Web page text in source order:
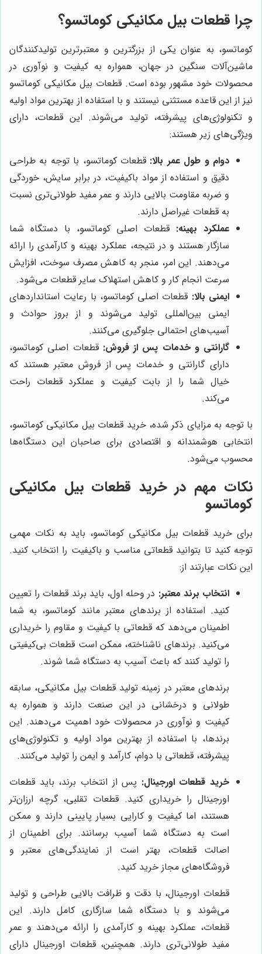
چرا قطعات بیل مکانیکی کوماتسو؟
کوماتسو، به عنوان یکی از بزرگترین و معتبرترین تولیدکنندگان
ماشین‌آلات سنگین در جهان، همواره به کیفیت و نوآوری در
محصولات خود مشهور بوده است. قطعات بیل مکانیکی کوماتسو
نیز از این قاعده مستثنی نیستند و با استفاده از بهترین مواد اولیه
و تکنولوژی‌های پیشرفته، تولید می‌شوند. این قطعات، دارای
ویژگی‌های زیر هستند:
دوام و طول عمر بالا: قطعات کوماتسو، با توجه به طراحی
دقیق و استفاده از مواد باکیفیت، در برابر سایش، خوردگی
و ضربه مقاومت بالایی دارند و عمر مفید طولانی‌تری نسبت
به قطعات غیراصل دارند.
عملکرد بهینه: قطعات اصلی کوماتسو، با دستگاه شما
سازگار هستند و در نتیجه، عملکرد بهینه و کارآمدی را ارائه
می‌دهند. این امر، منجر به کاهش مصرف سوخت، افزایش
سرعت انجام کار و کاهش استهلاک سایر قطعات می‌شود.
ایمنی بالا: قطعات اصلی کوماتسو، با رعایت استانداردهای
ایمنی بین‌المللی تولید می‌شوند و از بروز حوادث و
آسیب‌های احتمالی جلوگیری می‌کنند.
گارانتی و خدمات پس از فروش: قطعات اصلی کوماتسو،
دارای گارانتی و خدمات پس از فروش معتبر هستند که
خیال شما را از بابت کیفیت و عملکرد قطعات راحت
می‌کند.
با توجه به مزایای ذکر شده، خرید قطعات بیل مکانیکی کوماتسو،
انتخابی هوشمندانه و اقتصادی برای صاحبان این دستگاه‌ها
محسوب می‌شود.
نکات مهم در خرید قطعات بیل مکانیکی
کوماتسو
برای خرید قطعات بیل مکانیکی کوماتسو، باید به نکات مهمی
توجه کنید تا بتوانید قطعاتی مناسب و باکیفیت را انتخاب کنید.
این نکات عبارتند از:
انتخاب برند معتبر: در وحله اول، باید برند قطعات را تعیین
کنید. استفاده از برندهای معتبر مانند کوماتسو، به شما
اطمینان می‌دهد که قطعاتی با کیفیت و مقاوم را خریداری
می‌کنید. برندهای ناشناخته، ممکن است قطعات بی‌کیفیتی
را تولید کنند که باعث آسیب به دستگاه شما شوند.
برندهای معتبر در زمینه تولید قطعات بیل مکانیکی، سابقه
طولانی و درخشانی در این صنعت دارند و همواره به
کیفیت و نوآوری در محصولات خود اهمیت می‌دهند. این
برندها، با استفاده از بهترین مواد اولیه و تکنولوژی‌های
پیشرفته، قطعاتی با دوام، کارآمد و ایمن را تولید می‌کنند.
خرید قطعات اورجینال: پس از انتخاب برند، باید قطعات
اورجینال را خریداری کنید. قطعات تقلبی، گرچه ارزان‌تر
هستند، اما کیفیت و کارایی بسیار پایینی دارند و ممکن
است به دستگاه شما آسیب برسانند. برای اطمینان از
اصالت قطعات، بهتر است از نمایندگی‌های معتبر و
فروشگاه‌های مجاز خرید کنید.
قطعات اورجینال، با دقت و ظرافت بالایی طراحی و تولید
می‌شوند و با دستگاه شما سازگاری کامل دارند. این
قطعات، عملکرد بهینه و کارآمدی را ارائه می‌دهند و عمر
مفید طولانی‌تری دارند. همچنین، قطعات اورجینال دارای